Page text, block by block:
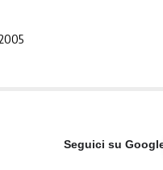
Seguici su